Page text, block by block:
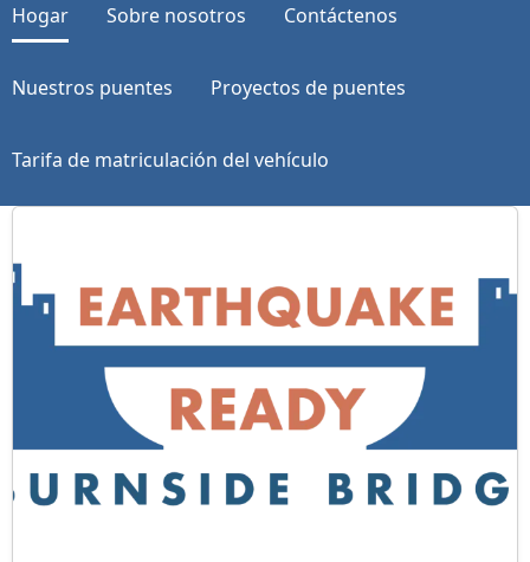
Hogar Sobre nosotros Contáctenos
Nuestros puentes Proyectos de puentes
Tarifa de matriculación del vehículo